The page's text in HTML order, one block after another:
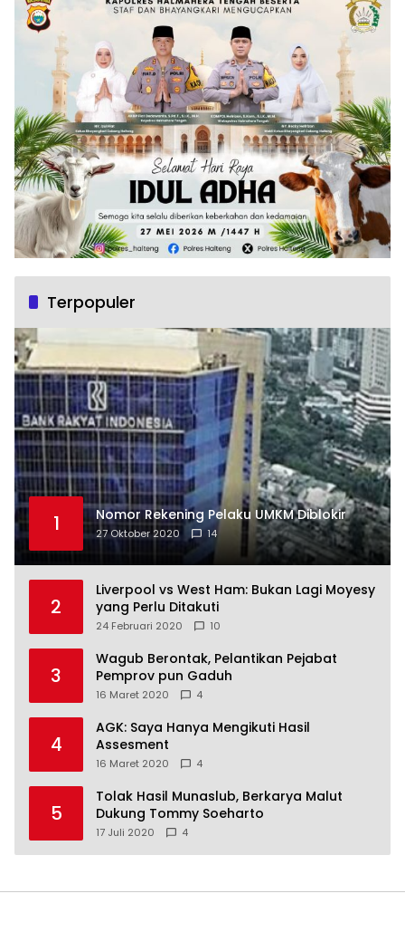
Terpopuler
1 Nomor Rekening Pelaku UMKM Diblokir
27 Oktober 2020 14
2
Liverpool vs West Ham: Bukan Lagi Moyesy
yang Perlu Ditakuti
24 Februari 2020 10
3
Wagub Berontak, Pelantikan Pejabat
Pemprov pun Gaduh
16 Maret 2020 4
4
AGK: Saya Hanya Mengikuti Hasil
Assesment
16 Maret 2020 4
5
Tolak Hasil Munaslub, Berkarya Malut
Dukung Tommy Soeharto
17 Juli 2020 4